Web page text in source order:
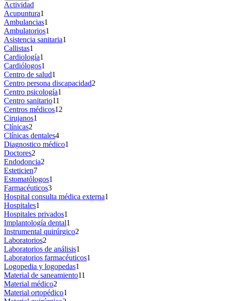
Actividad
Acupuntura1
Ambulancias1
Ambulatorios1
Asistencia sanitaria1
Callistas1
Cardiología1
Cardiólogos1
Centro de salud1
Centro persona discapacidad2
Centro psicología1
Centro sanitario11
Centros médicos12
Cirujanos1
Clínicas2
Clínicas dentales4
Diagnostico médico1
Doctores2
Endodoncia2
Esteticien7
Estomatólogos1
Farmacéuticos3
Hospital consulta médica externa1
Hospitales1
Hospitales privados1
Implantología dental1
Instrumental quirúrgico2
Laboratorios2
Laboratorios de análisis1
Laboratorios farmacéuticos1
Logopedia y logopedas1
Material de saneamiento11
Material médico2
Material ortopédico1